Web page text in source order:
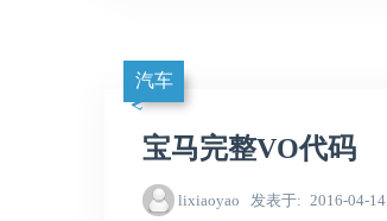
汽车
宝马完整VO代码
lixiaoyao 发表于 2016-04-14